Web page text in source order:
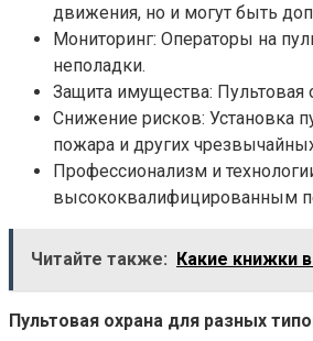
движения, но и могут быть
Мониторинг: Операторы на
неполадки.
Защита имущества:
Снижение рисков: Установка
пожара и других
Профессионализм и
высококвалифицированным
Читайте также: Какие книжки
Пультовая охрана для разных